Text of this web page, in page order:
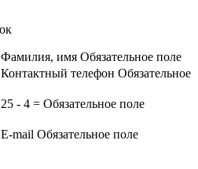
Фамилия, имя Обязательное поле
Контактный телефон Обязательное
25 - 4 = Обязательное поле
E-mail Обязательное поле